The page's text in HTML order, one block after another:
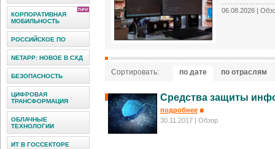
06.08.2026 |
Сортировать: по дате по отраслям
Средства защиты
подробнее
30.11.2017
| Обзор
КОРПОРАТИВНАЯ
МОБИЛЬНОСТЬ
РОССИЙСКОЕ ПО
NETAPP: НОВОЕ В СХД
БЕЗОПАСНОСТЬ
ЦИФРОВАЯ
ТРАНСФОРМАЦИЯ
ОБЛАЧНЫЕ
ТЕХНОЛОГИИ
ИТ В ГОССЕКТОРЕ